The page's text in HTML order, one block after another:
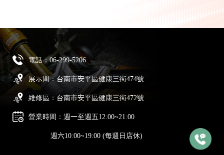
電話：06-299-5206
展示間：台南市安平區健康三街474號
維修區：台南市安平區健康三街472號
營業時間：週一至週五12:00~21:00
週六10:00~19:00 (每週日店休)